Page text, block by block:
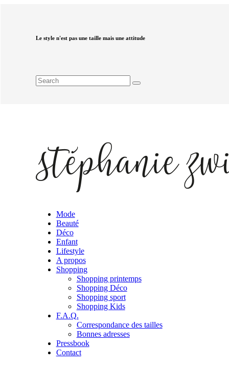
Le style n'est pas une taille mais une attitude
Mode
Beauté
Déco
Enfant
Lifestyle
A propos
Shopping
Shopping printemps
Shopping Déco
Shopping sport
Shopping Kids
F.A.Q.
Correspondance des tailles
Bonnes adresses
Pressbook
Contact